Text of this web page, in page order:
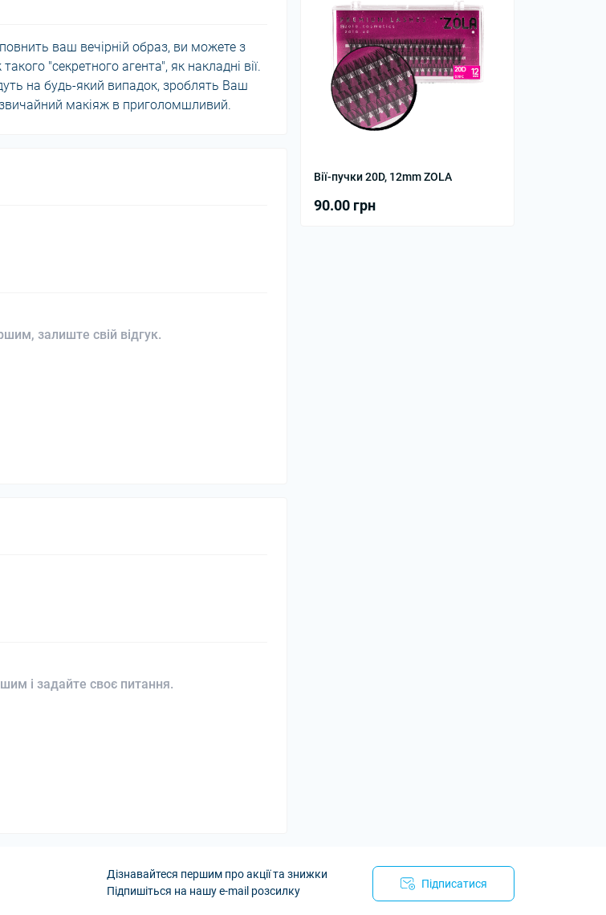
Вії-пучки 20D, 12mm ZOLA
90.00 грн
ваш вечірній образ, ви можете з
"секретного агента", як накладні вії.
на будь-який випадок, зроблять Ваш
макіяж в приголомшливий.
залиште свій відгук.
і задайте своє питання.
Дізнавайтеся першим про акції та знижки
Підпишіться на нашу e-mail розсилку
Підписатися